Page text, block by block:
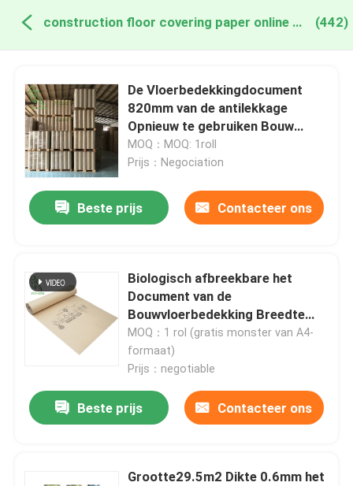
construction floor covering paper online fabricage (442)
De Vloerbedekkingdocument
820mm van de antilekkage
Opnieuw te gebruiken Bouw
Breedte
MOQ：MOQ: 1roll
Prijs：Negociation
Beste prijs Contacteer ons
Biologisch afbreekbare het
Document van de
Bouwvloerbedekking Breedte
965mm
MOQ：1 rol (gratis monster van A4-
formaat)
Prijs：negotiable
Beste prijs Contacteer ons
Grootte29.5m2 Dikte 0.6mm het